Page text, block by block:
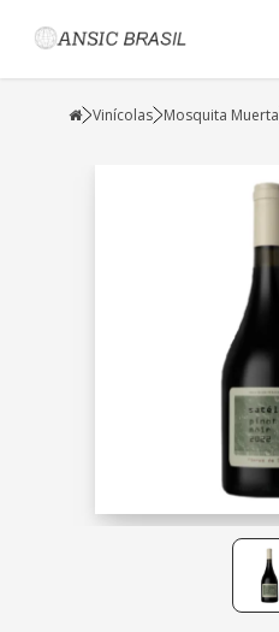
Vinícolas Mosquita Muerta